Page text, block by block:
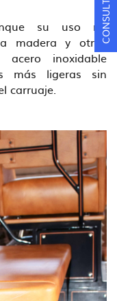
su uso no
madera y otros
acero inoxidable
más ligeras sin
carruaje.